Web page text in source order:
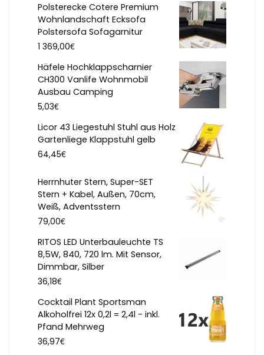
Polsterecke Cotere Premium
Wohnlandschaft Ecksofa
Polstersofa Sofagarnitur
1 369,00€
Häfele Hochklappscharnier
CH300 Vanlife Wohnmobil
Ausbau Camping
5,03€
Licor 43 Liegestuhl Stuhl aus Holz
Gartenliege Klappstuhl gelb
64,45€
Herrnhuter Stern, Super-SET
Stern + Kabel, Außen, 70cm,
Weiß, Adventsstern
79,00€
RITOS LED Unterbauleuchte TS
8,5W, 840, 720 lm. Mit Sensor,
Dimmbar, Silber
36,18€
Cocktail Plant Sportsman
Alkoholfrei 12x 0,2l = 2,4l - inkl.
Pfand Mehrweg
36,97€